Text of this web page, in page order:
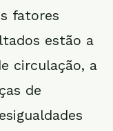
fatores
estão a
circulação, a
de